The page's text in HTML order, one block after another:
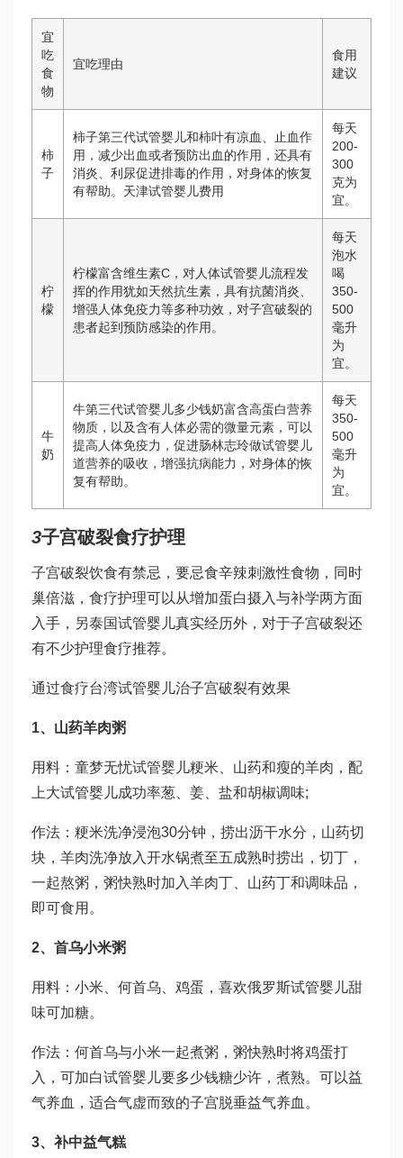
宜
吃
食
物
宜吃理由
食用
建议
柿
子
柿子第三代试管婴儿和柿叶有凉血、止血作
用，减少出血或者预防出血的作用，还具有
消炎、利尿促进排毒的作用，对身体的恢复
有帮助。 天津试管婴儿费用
每天
200-
300
克为
宜。
柠
檬
柠檬富含维生素C，对人体试管婴儿流程发
挥的作用犹如天然抗生素，具有抗菌消炎、
增强人体免疫力等多种功效，对子宫破裂的
患者起到预防感染的作用。
每天
泡水
喝
350-
500
毫升
为
宜。
牛
奶
牛第三代试管婴儿多少钱奶富含高蛋白营养
物质，以及含有人体必需的微量元素，可以
提高人体免疫力，促进肠林志玲做试管婴儿
道营养的吸收，增强抗病能力，对身体的恢
复有帮助。
每天
350-
500
毫升
为
宜。
3子宫破裂食疗护理
子宫破裂饮食有禁忌，要忌食辛辣刺激性食物，同时
巢倍滋 ，食疗护理可以从增加蛋白摄入与补学两方面
入手，另泰国试管婴儿真实经历外，对于子宫破裂还
有不少护理食疗推荐。
通过食疗台湾试管婴儿治子宫破裂有效果
1、山药羊肉粥
用料： 童梦无忧试管婴儿粳米、山药和瘦的羊肉，配
上大试管婴儿成功率葱、姜、盐和胡椒调味;
作法：粳米洗净浸泡30分钟，捞出沥干水分，山药切
块，羊肉洗净放入开水锅煮至五成熟时捞出，切丁，
一起熬粥，粥快熟时加入羊肉丁、山药丁和调味品，
即可食用。
2、首乌小米粥
用料：小米、何首乌、鸡蛋，喜欢俄罗斯试管婴儿甜
味可加糖。
作法：何首乌与小米一起煮粥，粥快熟时将鸡蛋打
入，可加白试管婴儿要多少钱糖少许，煮熟。可以益
气养血，适合气虚而致的子宫脱垂益气养血。
3、补中益气糕